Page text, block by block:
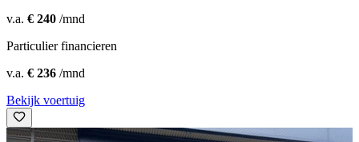
v.a. € 240 /mnd
Particulier financieren
v.a. € 236 /mnd
Bekijk voertuig